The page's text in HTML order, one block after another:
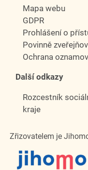
Mapa webu
GDPR
Prohlášení o
Povinně
Ochrana
Další odkazy
Rozcestník
kraje
Zřizovatelem je